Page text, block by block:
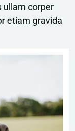
ullam corper
etiam gravida